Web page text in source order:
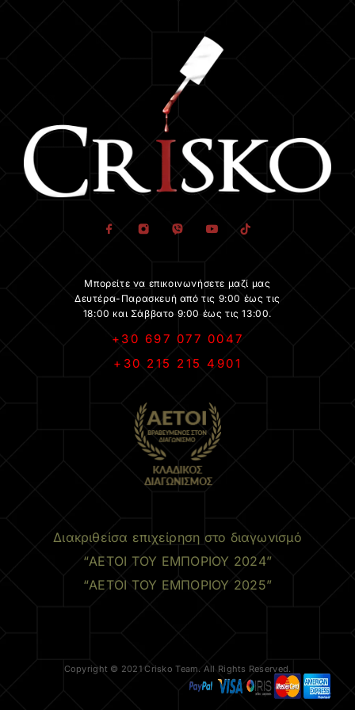
Μπορείτε να επικοινωνήσετε μαζί μας
Δευτέρα-Παρασκευή από τις 9:00 έως τις
18:00 και Σάββατο 9:00 έως τις 13:00.
+30 697 077 0047
+30 215 215 4901
Διακριθείσα επιχείρηση στο διαγωνισμό
“ΑΕΤΟΙ ΤΟΥ ΕΜΠΟΡΙΟΥ 2024”
“ΑΕΤΟΙ ΤΟΥ ΕΜΠΟΡΙΟΥ 2025”
Copyright © 2021 Crisko Team. All Rights Reserved.